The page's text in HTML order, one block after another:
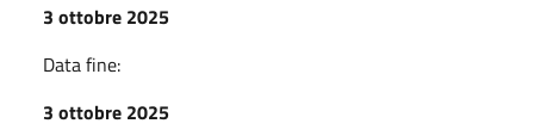
3 ottobre 2025
Data fine:
3 ottobre 2025